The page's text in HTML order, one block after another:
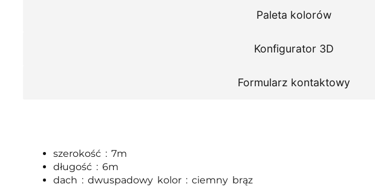
Paleta kolorów
Konfigurator 3D
Formularz kontaktowy
szerokość : 7m
długość : 6m
dach : dwuspadowy kolor : ciemny brąz